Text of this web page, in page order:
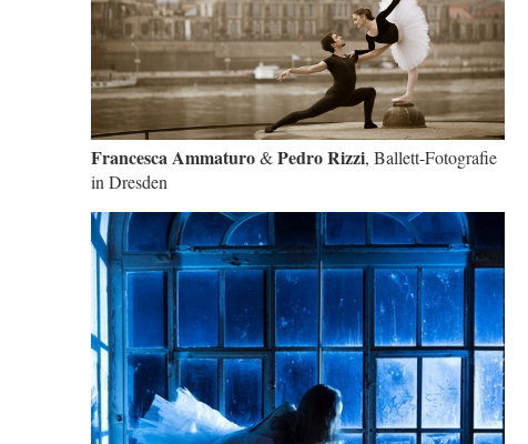
Francesca Ammaturo&Pedro Rizzi, Ballett-Fotografie
in Dresden